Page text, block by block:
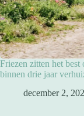
Friezen zitten het
binnen drie jaar
december 2,